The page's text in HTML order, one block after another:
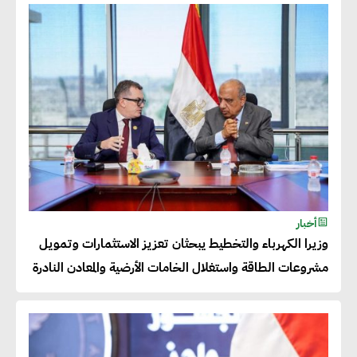
عصام النجار : القطاع الخاص هو
قاطرة التنمية في مصر
خالد أبو المكارم : نستهدف زيادة
حجم الصادرات المصرية إلى 140
مليار دولار خلال السنوات المقبلة
أحمد كمال : فتح أسواق جديدة
بالمنتجات ومراعاة المواصفات
العالمية
دينا الكيالي : يمكن للشركات
أخبار
وزيرا الكهرباء والتخطيط يبحثان تعزيز الاستثمارات وتمويل
مشروعات الطاقة واستغلال الخامات الأرضية والمعادن النادرة